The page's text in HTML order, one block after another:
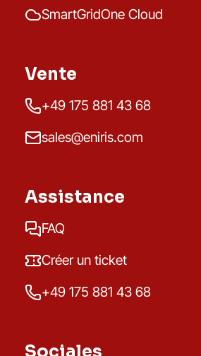
SmartGridOne Cloud
Vente
+49 175 881 43 68
sales@eniris.com
Assistance
FAQ
Créer un ticket
+49 175 881 43 68